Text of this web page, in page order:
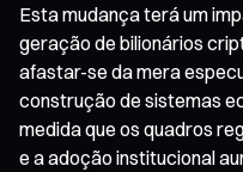
Esta mudança terá um
geração de bilionários
afastar-se da mera
construção de sistemas
medida que os quadros
e a adoção institucional